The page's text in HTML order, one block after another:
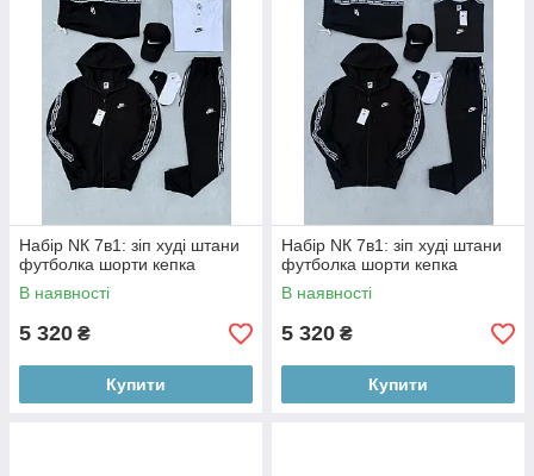
Набір NК 7в1: зіп худі штани
футболка шорти кепка
В наявності
5 320 ₴
Купити
Набір NК 7в1: зіп худі штани
футболка шорти кепка
В наявності
5 320 ₴
Купити